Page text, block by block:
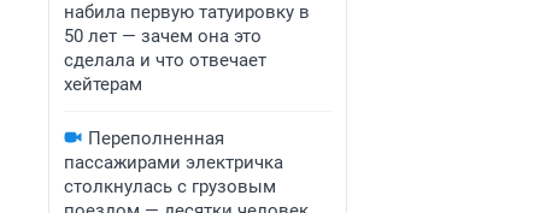
набила первую татуировку в
50 лет — зачем она это
сделала и что отвечает
хейтерам
Переполненная
пассажирами электричка
столкнулась с грузовым